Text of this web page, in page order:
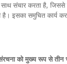
संचार करता है,
है। इसका समुचित कार्य
को मुख्य रूप से तीन